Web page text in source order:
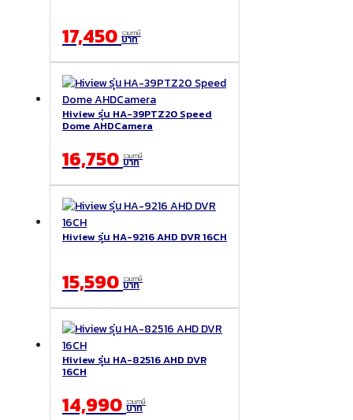
17,450 รวมภาษี
บาท
Hiview รุ่น HA-39PTZ20 Speed
Dome AHDCamera
16,750 รวมภาษี
บาท
Hiview รุ่น HA-9216 AHD DVR 16CH
15,590 รวมภาษี
บาท
Hiview รุ่น HA-82516 AHD DVR
16CH
14,990 รวมภาษี
บาท